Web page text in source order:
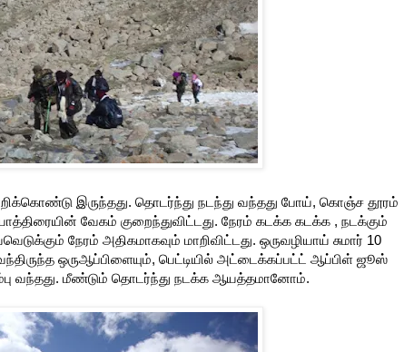
இருந்தது. தொடர்ந்து நடந்து வந்தது போய், கொஞ்ச தூரம்
வேகம் குறைந்துவிட்டது. நேரம் கடக்க கடக்க , நடக்கும்
நேரம் அதிகமாகவும் மாறிவிட்டது. ஒருவழியாய் சுமார் 10
ஒருஆப்பிளையும், பெட்டியில் அட்டைக்கப்பட்ட் ஆப்பிள் ஜூஸ்
வந்தது. மீண்டும் தொடர்ந்து நடக்க ஆயத்தமானோம்.